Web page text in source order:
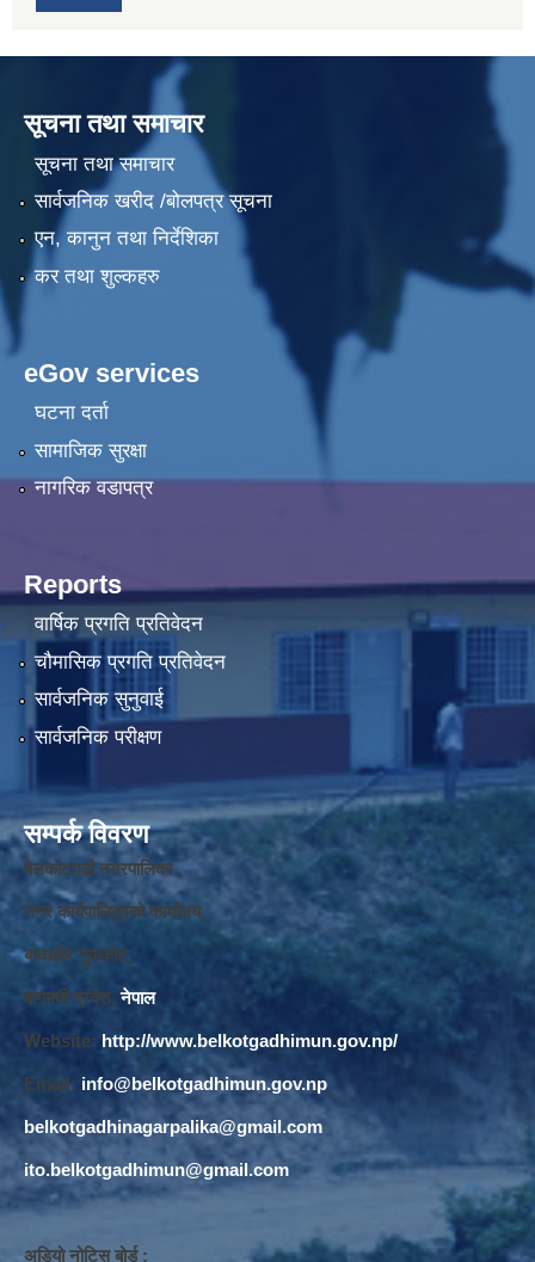
सूचना तथा समाचार
सूचना तथा समाचार
सार्वजनिक खरीद /बोलपत्र सूचना
एन, कानुन तथा निर्देशिका
कर तथा शुल्कहरु
eGov services
घटना दर्ता
सामाजिक सुरक्षा
नागरिक वडापत्र
Reports
वार्षिक प्रगति प्रतिवेदन
चौमासिक प्रगति प्रतिवेदन
सार्वजनिक सुनुवाई
सार्वजनिक परीक्षण
सम्पर्क विवरण
बेलकोटगढी नगरपालिका ,
नगर कार्यपालिकाको कार्यालय,
बाघखोर नुवाकोट,
बागमती प्रदेश, नेपाल
Website: http://www.belkotgadhimun.gov.np/
Email: info@belkotgadhimun.gov.np
belkotgadhinagarpalika@gmail.com
ito.belkotgadhimun@gmail.com
अडियो नोटिस बोर्ड :